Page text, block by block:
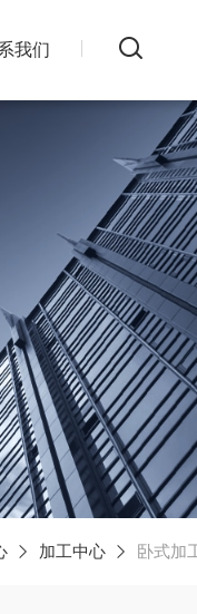
我们
加工中心 卧式加